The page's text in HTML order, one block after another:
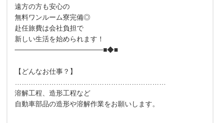
遠方の方も安心の
無料ワンルーム寮完備◎
赴任旅費は会社負担で
新しい生活を始められます！
──────────────────■◆■
【どんなお仕事？】
溶解工程、造形工程など
自動車部品の造形や溶解作業をお願いします。